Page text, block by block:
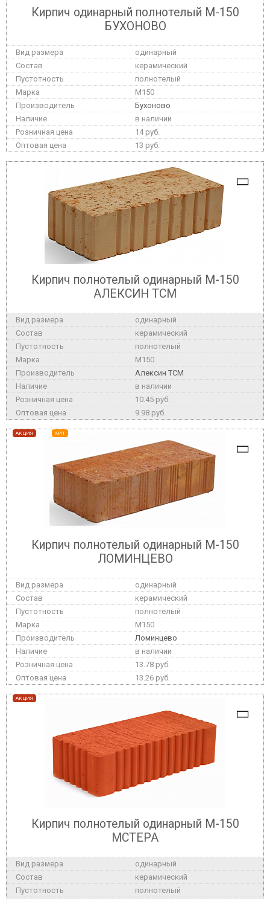
Кирпич одинарный полнотелый М-150
БУХОНОВО
одинарный
керамический
полнотелый
M150
Бухоново
в наличии
14 руб.
13 руб.
Кирпич полнотелый одинарный М-150
АЛЕКСИН ТСМ
одинарный
керамический
полнотелый
M150
Алексин ТСМ
в наличии
10.45 руб.
9.98 руб.
АКЦИЯ ХИТ
Кирпич полнотелый одинарный М-150
ЛОМИНЦЕВО
одинарный
керамический
полнотелый
M150
Ломинцево
в наличии
13.78 руб.
13.26 руб.
АКЦИЯ
Кирпич полнотелый одинарный М-150
МСТЕРА
одинарный
керамический
полнотелый